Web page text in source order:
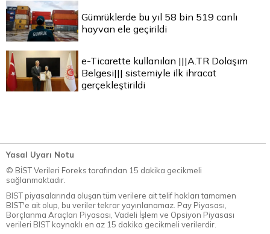
Gümrüklerde bu yıl 58 bin 519 canlı
hayvan ele geçirildi
e-Ticarette kullanılan |||A.TR Dolaşım
Belgesi||| sistemiyle ilk ihracat
gerçekleştirildi
Yasal Uyarı Notu
© BİST Verileri Foreks tarafından 15 dakika gecikmeli
sağlanmaktadır.
BIST piyasalarında oluşan tüm verilere ait telif hakları tamamen
BIST'e ait olup, bu veriler tekrar yayınlanamaz. Pay Piyasası,
Borçlanma Araçları Piyasası, Vadeli İşlem ve Opsiyon Piyasası
verileri BIST kaynaklı en az 15 dakika gecikmeli verilerdir.